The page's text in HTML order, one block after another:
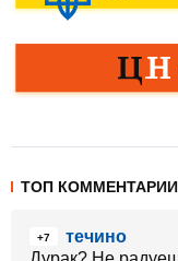
ТОП КОММЕНТАРИИ
+7
течино